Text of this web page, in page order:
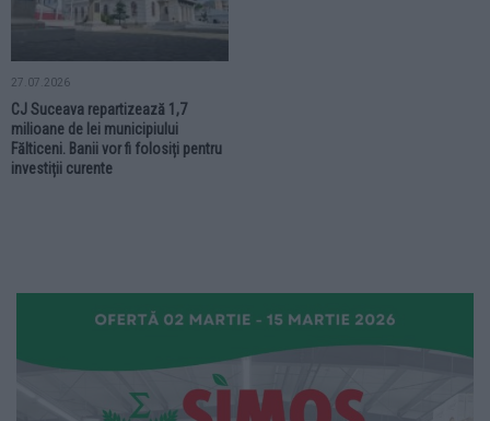
27.07.2026
CJ Suceava repartizează 1,7
milioane de lei municipiului
Fălticeni. Banii vor fi folosiți pentru
investiții curente